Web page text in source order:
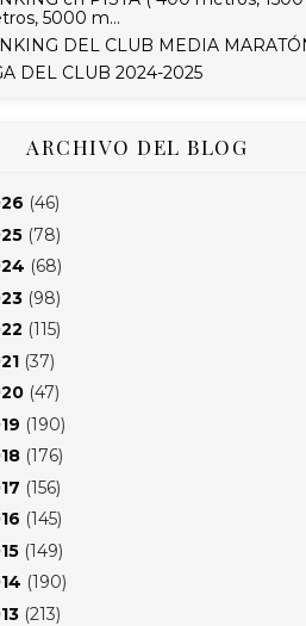
5000 m...
DEL CLUB MEDIA
DEL CLUB 2024-2025
ARCHIVO DEL BLOG
(46)
(78)
(68)
(98)
(115)
(37)
(47)
(190)
(176)
(156)
(145)
(149)
(190)
(213)